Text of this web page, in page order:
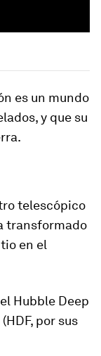
es un mundo
y que su
telescópico
transformado
en el
Hubble Deep
por sus